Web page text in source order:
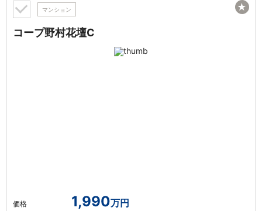
マンション
コープ野村花壇C
価格 1,990万円
★